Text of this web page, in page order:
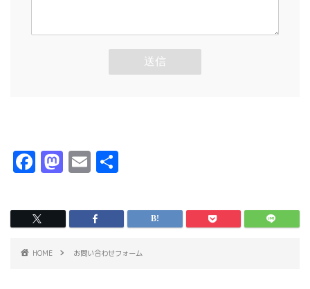
F
c
e
b
M
s
t
o
E
ai
l
HOME お問い合わせフォーム